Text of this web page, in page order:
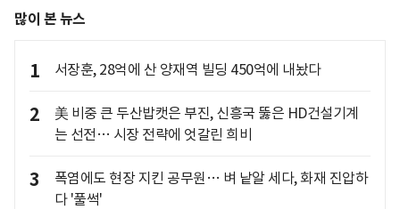
많이 본 뉴스
1 서장훈, 28억에 산 양재역 빌딩 450억에 내놨다
2
美 비중 큰 두산밥캣은 부진, 신흥국 뚫은 HD건설기계
는 선전… 시장 전략에 엇갈린 희비
3
폭염에도 현장 지킨 공무원… 벼 낱알 세다, 화재 진압하
다 '풀썩'